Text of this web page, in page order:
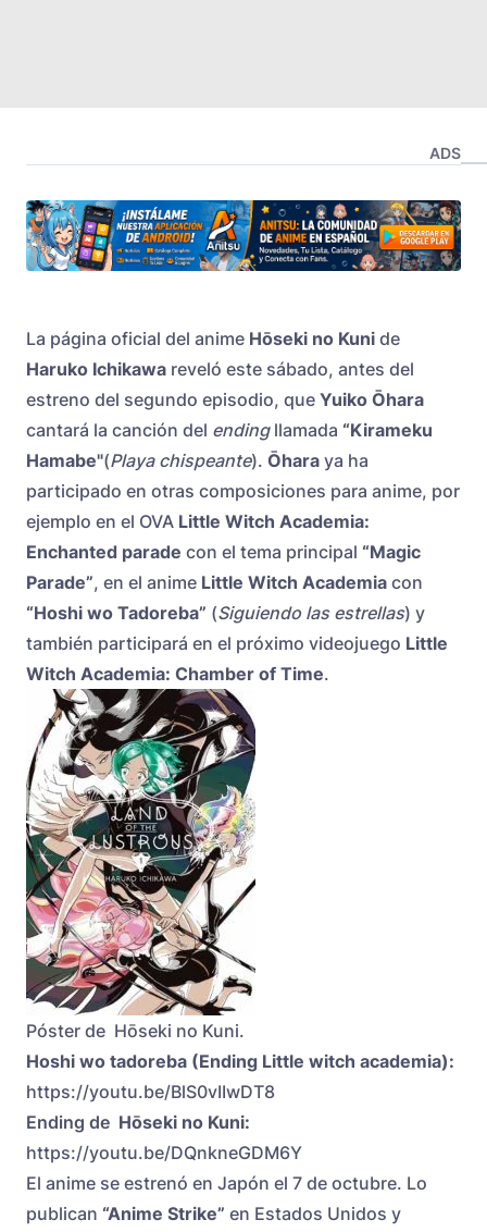
ADS
La página oficial del anime Hōseki no Kuni de
Haruko Ichikawa reveló este sábado, antes del
estreno del segundo episodio, que Yuiko Ōhara
cantará la canción del endingllamada “Kirameku
Hamabe"(Playa chispeante). Ōhara ya ha
participado en otras composiciones para anime, por
ejemplo en el OVA Little Witch Academia:
Enchanted parade con el tema principal “Magic
Parade”, en el anime Little Witch Academia con
“Hoshi wo Tadoreba” (Siguiendo las estrellas) y
también participará en el próximo videojuego Little
Witch Academia: Chamber of Time.
Póster de Hōseki no Kuni.
Hoshi wo tadoreba (Ending Little witch academia):
https://youtu.be/BlS0vIIwDT8
Ending de Hōseki no Kuni:
https://youtu.be/DQnkneGDM6Y
El anime se estrenó en Japón el 7 de octubre. Lo
publican “Anime Strike” en Estados Unidos y